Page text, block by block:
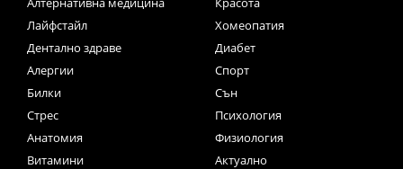
Лайфстайл
Хомеопатия
Дентално здраве
Диабет
Алергии
Спорт
Билки
Сън
Стрес
Психология
Анатомия
Физиология
Витамини
Актуално